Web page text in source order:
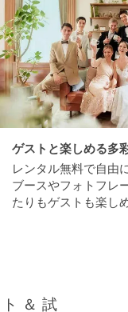
ゲストと楽しめる多
レンタル無料で自由
ブースやフォトフレ
たりもゲストも楽し
＆試